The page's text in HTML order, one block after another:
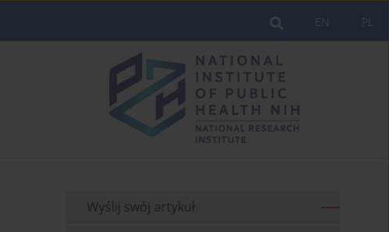
PL
EN
Wyślij swój artykuł